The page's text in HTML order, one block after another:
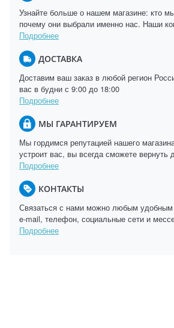
Узнайте больше о нашем магазине: кто
почему они выбрали именно нас. Наши
Подробнее
ДОСТАВКА
Доставим ваш заказ в любой регион
вас в будни с 9:00 до 18:00
Подробнее
МЫ ГАРАНТИРУЕМ
Мы гордимся репутацией нашего
устроит вас, вы всегда сможете вернуть
Подробнее
КОНТАКТЫ
Связаться с нами можно любым
e-mail, телефон, социальные сети и
Подробнее